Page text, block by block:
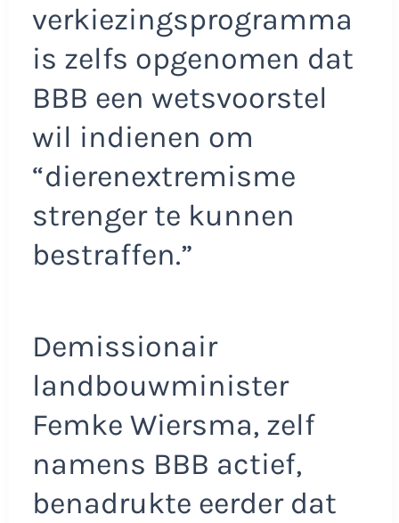
verkiezingsprogramma
is zelfs opgenomen dat
BBB een wetsvoorstel
wil indienen om
“dierenextremisme
strenger te kunnen
bestraffen.”
Demissionair
landbouwminister
Femke Wiersma, zelf
namens BBB actief,
benadrukte eerder dat